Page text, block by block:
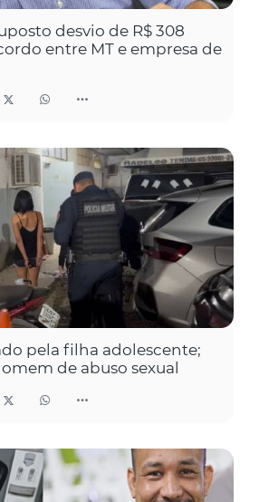
desvio de R$ 308
entre MT e empresa de
pela filha adolescente;
de abuso sexual